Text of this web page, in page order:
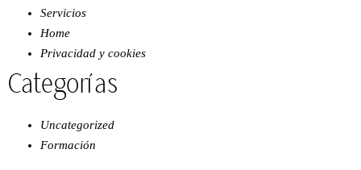
Servicios
Home
Privacidad y cookies
Categorías
Uncategorized
Formación